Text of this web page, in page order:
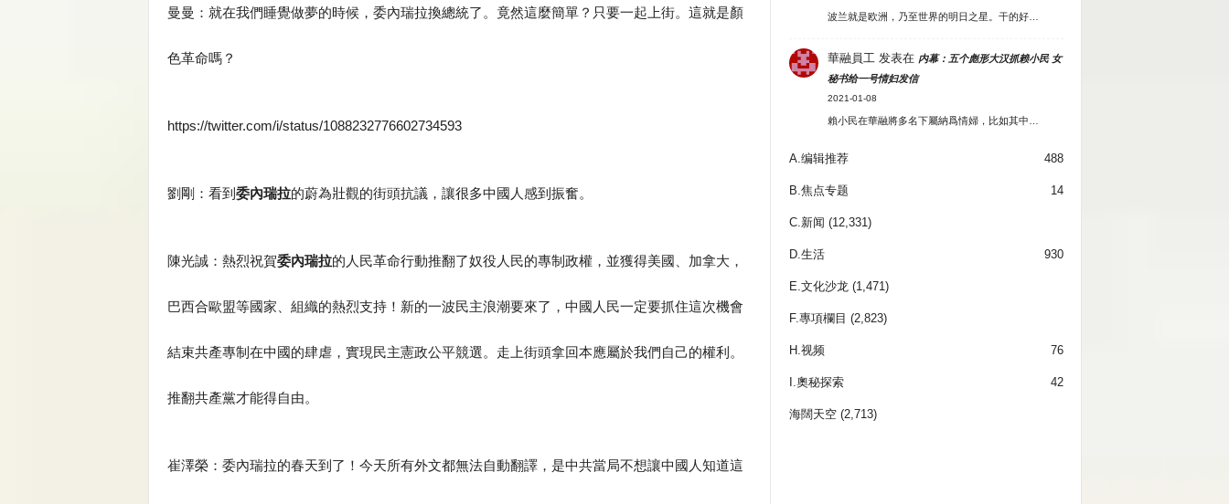
曼曼：就在我們睡覺做夢的時候，委內瑞拉換總統了。竟然這麼簡單？只要一起上街。這就是顏
色革命嗎？
https://twitter.com/i/status/1088232776602734593
劉剛：看到 委內瑞拉的蔚為壯觀的街頭抗議，讓很多中國人感到振奮。
陳光誠：熱烈祝賀委內瑞拉的人民革命行動推翻了奴役人民的專制政權，並獲得美國、加拿大，
巴西合歐盟等國家、組織的熱烈支持！新的一波民主浪潮要來了，中國人民一定要抓住這次機會
結束共產專制在中國的肆虐，實現民主憲政公平競選。走上街頭拿回本應屬於我們自己的權利。
推翻共產黨才能得自由。
崔澤榮：委內瑞拉的春天到了！今天所有外文都無法自動翻譯，是中共當局不想讓中國人知道這
波兰就是欧洲，乃至世界的明日之星。干的好…
華融員工 发表在 内幕：五个彪形大汉抓赖小民 女
秘书给一号情妇发信
2021-01-08
賴小民在華融將多名下屬納爲情婦，比如其中…
A.编辑推荐 488
B.焦点专题 14
C.新闻 (12,331)
D.生活 930
E.文化沙龙 (1,471)
F.專項欄目 (2,823)
H.视频 76
I.奧秘探索 42
海闊天空(2,713)